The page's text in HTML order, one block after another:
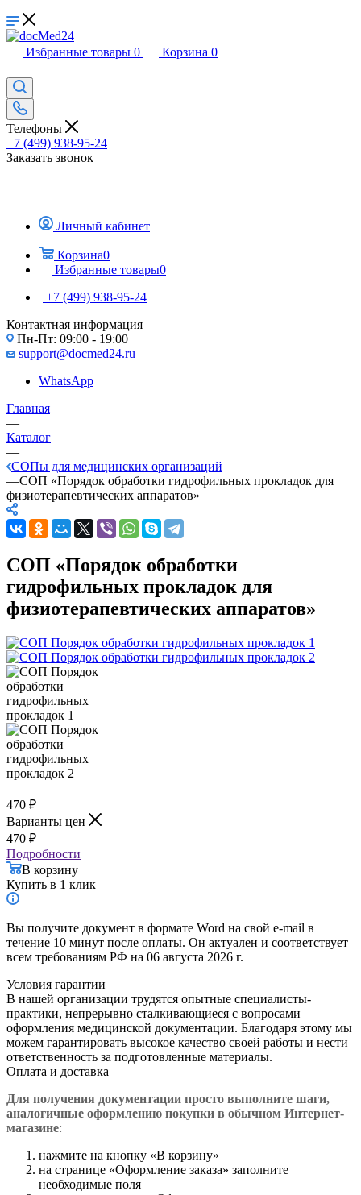
Избранные товары 0 Корзина 0
Телефоны
+7 (499) 938-95-24
Заказать звонок
Личный кабинет
Корзина0
Избранные товары0
+7 (499) 938-95-24
Контактная информация
Пн-Пт: 09:00 - 19:00
support@docmed24.ru
WhatsApp
Главная
—
Каталог
—
СОПы для медицинских организаций
—СОП «Порядок обработки гидрофильных прокладок для
физиотерапевтических аппаратов»
СОП «Порядок обработки
гидрофильных прокладок для
физиотерапевтических аппаратов»
470 ₽
Варианты цен
470 ₽
Подробности
В корзину
Купить в 1 клик
Вы получите документ в формате Word на свой e-mail в
течение 10 минут после оплаты. Он актуален и соответствует
всем требованиям РФ на 06 августа 2026 г.
Условия гарантии
В нашей организации трудятся опытные специалисты-
практики, непрерывно сталкивающиеся с вопросами
оформления медицинской документации. Благодаря этому мы
можем гарантировать высокое качество своей работы и нести
ответственность за подготовленные материалы.
Оплата и доставка
Для получения документации просто выполните шаги,
аналогичные оформлению покупки в обычном Интернет-
магазине:
нажмите на кнопку «В корзину»
на странице «Оформление заказа» заполните
необходимые поля